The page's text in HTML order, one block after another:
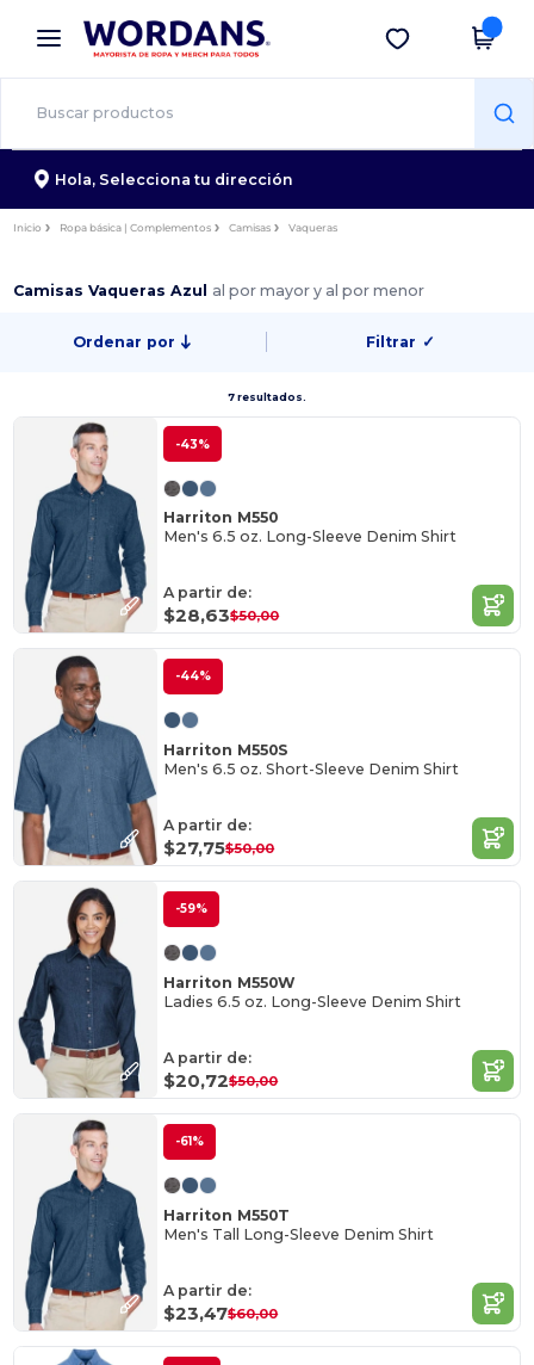
× App de Wordans
¡Mejores precios en app!
Descargar app
Hola, Selecciona tu dirección
Inicio Ropa básica | Complementos Camisas Vaqueras
Camisas Vaqueras Azul al por mayor y al por menor
Ordenar por Filtrar ✓
7 resultados.
-43%
Harriton M550
Men's 6.5 oz. Long-Sleeve Denim Shirt
A partir de:
$28,63$50,00
-44%
Harriton M550S
Men's 6.5 oz. Short-Sleeve Denim Shirt
A partir de:
$27,75$50,00
-59%
Harriton M550W
Ladies 6.5 oz. Long-Sleeve Denim Shirt
A partir de:
$20,72$50,00
-61%
Harriton M550T
Men's Tall Long-Sleeve Denim Shirt
A partir de:
$23,47$60,00